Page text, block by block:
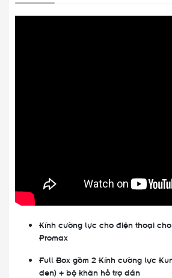
Kính cường lực cho điện thoại cho
Promax
Full Box gồm 2 Kính cường lực
đen) + bộ khăn hỗ trợ dán